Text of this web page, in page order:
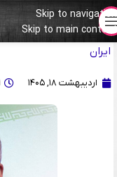
Skip to navigation
Skip to main content
پیام تبریک دکتر
ایران
اردیبهشت ۱۸, ۱۴۰۵